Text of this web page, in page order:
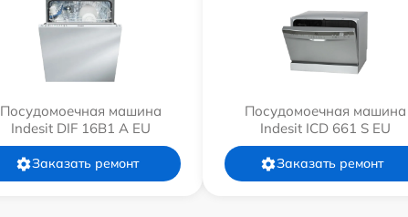
Посудомоечная машина
Indesit DIF 16B1 A EU
Заказать ремонт
Посудомоечная машина
Indesit ICD 661 S EU
Заказать ремонт